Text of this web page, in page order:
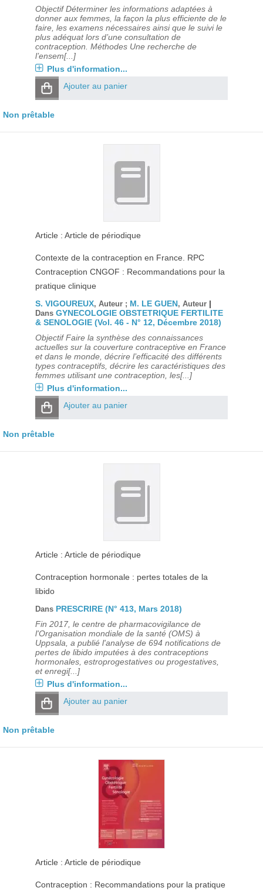
Objectif Déterminer les informations adaptées à
donner aux femmes, la façon la plus efficiente de le
faire, les examens nécessaires ainsi que le suivi le
plus adéquat lors d’une consultation de
contraception. Méthodes Une recherche de
l’ensem[...]
Plus d'information...
Ajouter au panier
Non prêtable
Article : Article de périodique
Contexte de la contraception en France. RPC
Contraception CNGOF : Recommandations pour la
pratique clinique
S. VIGOUREUX, Auteur ; M. LE GUEN, Auteur |
Dans GYNECOLOGIE OBSTETRIQUE FERTILITE
& SENOLOGIE (Vol. 46 - N° 12, Décembre 2018)
Objectif Faire la synthèse des connaissances
actuelles sur la couverture contraceptive en France
et dans le monde, décrire l’efficacité des différents
types contraceptifs, décrire les caractéristiques des
femmes utilisant une contraception, les[...]
Plus d'information...
Ajouter au panier
Non prêtable
Article : Article de périodique
Contraception hormonale : pertes totales de la
libido
Dans PRESCRIRE (N° 413, Mars 2018)
Fin 2017, le centre de pharmacovigilance de
l'Organisation mondiale de la santé (OMS) à
Uppsala, a publié l'analyse de 694 notifications de
pertes de libido imputées à des contraceptions
hormonales, estroprogestatives ou progestatives,
et enregi[...]
Plus d'information...
Ajouter au panier
Non prêtable
Article : Article de périodique
Contraception : Recommandations pour la pratique